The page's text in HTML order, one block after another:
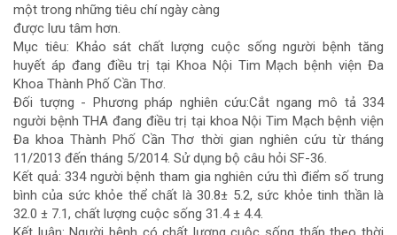
viết
một trong những tiêu chí ngày càng
được lưu tâm hơn.
Mục tiêu: Khảo sát chất lượng cuộc sống người bệnh tăng
huyết áp đang điều trị tại Khoa Nội Tim Mạch bệnh viện Đa
Khoa Thành Phố Cần Thơ.
Đối tượng - Phương pháp nghiên cứu:Cắt ngang mô tả 334
người bệnh THA đang điều trị tại khoa Nội Tim Mạch bệnh viện
Đa khoa Thành Phố Cần Thơ thời gian nghiên cứu từ tháng
11/2013 đến tháng 5/2014. Sử dụng bộ câu hỏi SF-36.
Kết quả: 334 người bệnh tham gia nghiên cứu thì điểm số trung
bình của sức khỏe thể chất là 30.8± 5.2, sức khỏe tinh thần là
32.0 ± 7.1, chất lượng cuộc sống 31.4 ± 4.4.